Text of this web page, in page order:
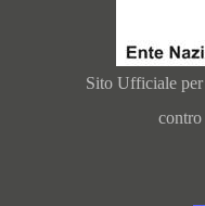
Sito Ufficiale
contro